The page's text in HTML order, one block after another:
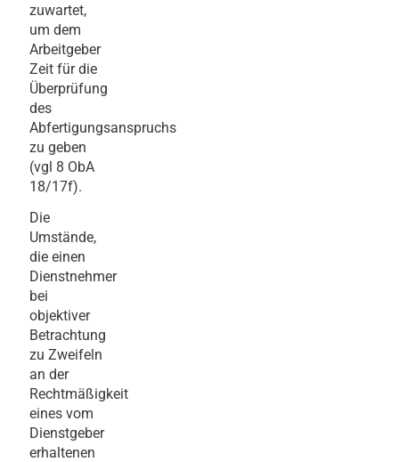
zuwartet,
um dem
Arbeitgeber
Zeit für die
Überprüfung
des
Abfertigungsanspruchs
zu geben
(vgl 8 ObA
18/17f).
Die
Umstände,
die einen
Dienstnehmer
bei
objektiver
Betrachtung
zu Zweifeln
an der
Rechtmäßigkeit
eines vom
Dienstgeber
erhaltenen